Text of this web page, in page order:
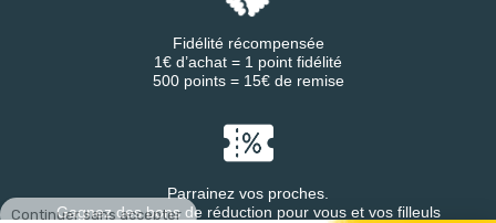
Continuer sans accepter
Fidélité récompensée
1€ d’achat = 1 point fidélité
500 points = 15€ de remise
Parrainez vos proches.
Gagnez des bons de réduction pour vous et vos filleuls